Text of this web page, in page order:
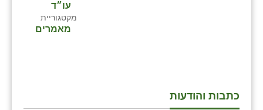
עו״ד
מקטגוריית
מאמרים
כתבות והודעות